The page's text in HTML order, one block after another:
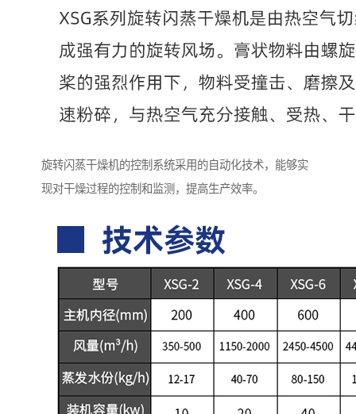
旋转闪蒸干燥机的控制系统采用的自动化技术，能够实
现对干燥过程的控制和监测，提高生产效率。